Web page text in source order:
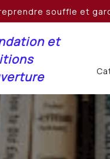
souffle et
et